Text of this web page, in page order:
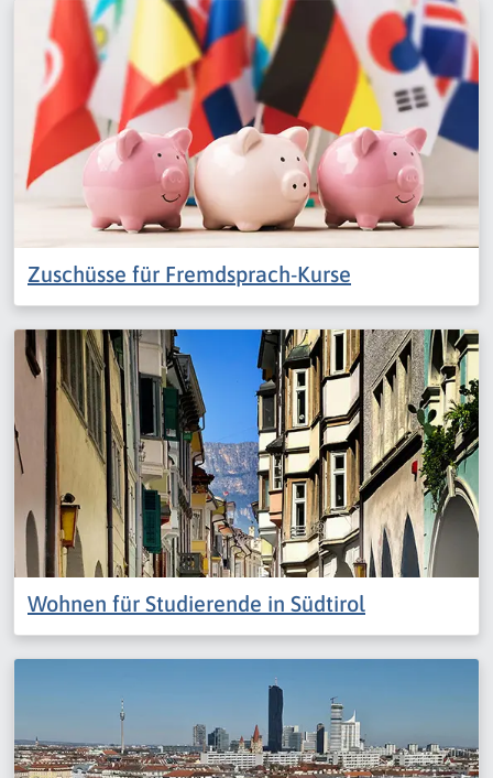
Zuschüsse für Fremdsprach-Kurse
Wohnen für Studierende in Südtirol